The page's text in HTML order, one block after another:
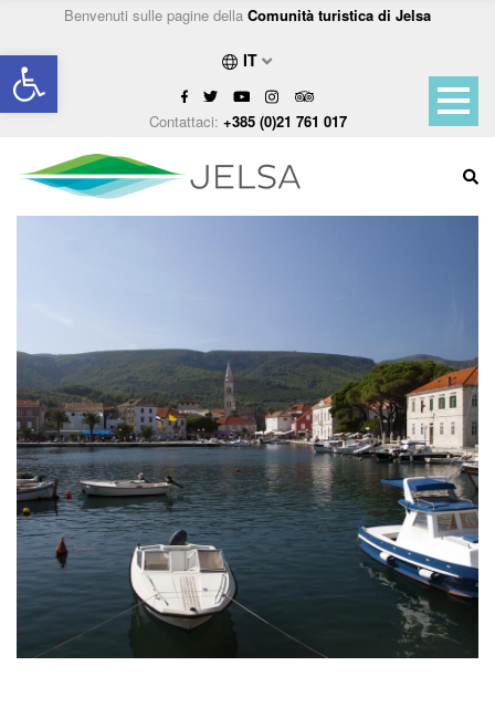
Open toolbar
Benvenuti sulle pagine della Comunità turistica di Jelsa
IT
Contattaci: +385 (0)21 761 017